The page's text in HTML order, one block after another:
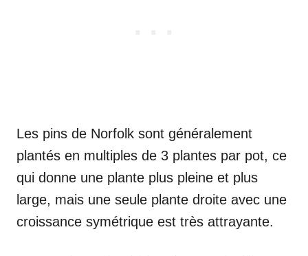
Les pins de Norfolk sont généralement
plantés en multiples de 3 plantes par pot, ce
qui donne une plante plus pleine et plus
large, mais une seule plante droite avec une
croissance symétrique est très attrayante.